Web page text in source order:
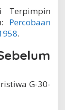
Terpimpin
Percobaan
.
G-30-